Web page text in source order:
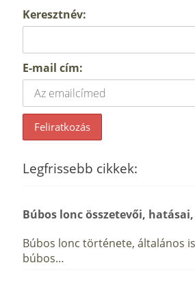
Keresztnév:
E-mail cím:
Legfrissebb cikkek:
Búbos lonc összetevői,
Búbos lonc története, általános
búbos…